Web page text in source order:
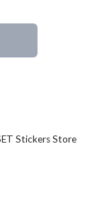
Stickers Store